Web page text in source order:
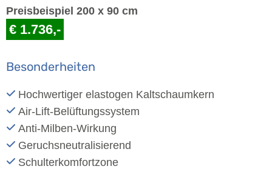
Preisbeispiel 200 x 90 cm
€ 1.736,-
Besonderheiten
Hochwertiger elastogen Kaltschaumkern
Air-Lift-Belüftungssystem
Anti-Milben-Wirkung
Geruchsneutralisierend
Schulterkomfortzone